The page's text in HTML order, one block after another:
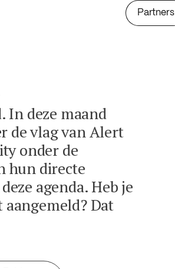
Partners
In deze maand
de vlag van Alert
onder de
hun directe
agenda. Heb je
Dat